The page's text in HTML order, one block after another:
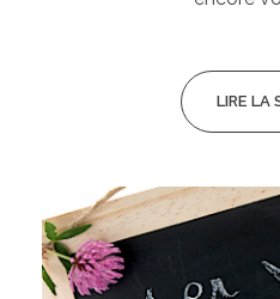
LIRE LA